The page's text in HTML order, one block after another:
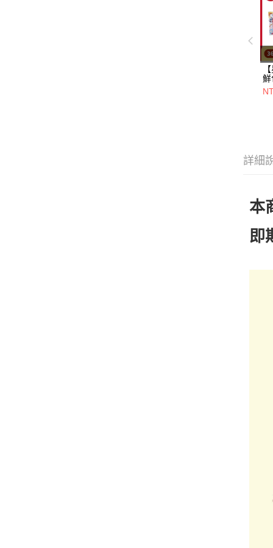
鮮
詳細
本
即